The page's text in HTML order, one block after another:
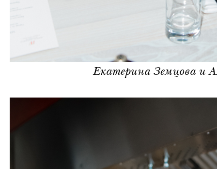
Екатерина Земцова и